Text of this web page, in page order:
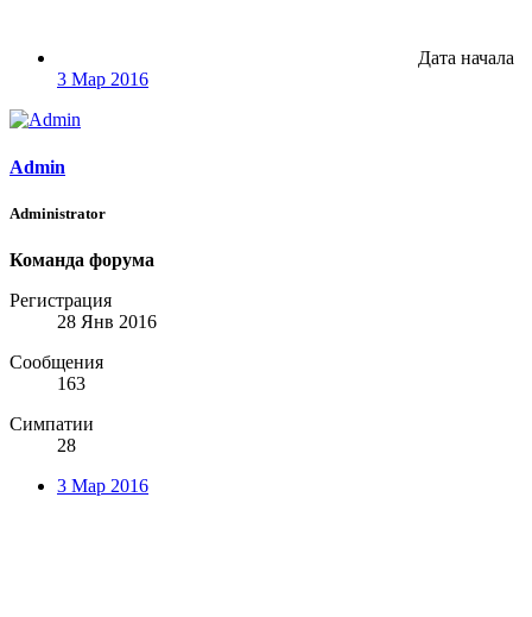
Дата начала
3 Мар 2016
Admin
Administrator
Команда форума
Регистрация
28 Янв 2016
Сообщения
163
Симпатии
28
3 Мар 2016